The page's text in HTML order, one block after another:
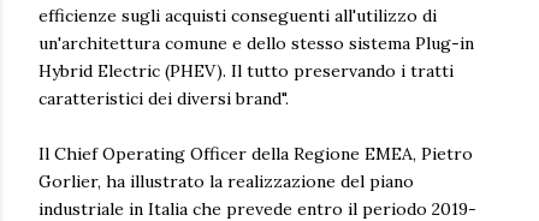
efficienze sugli acquisti conseguenti all'utilizzo di
un'architettura comune e dello stesso sistema Plug-in
Hybrid Electric (PHEV). Il tutto preservando i tratti
caratteristici dei diversi brand".
Il Chief Operating Officer della Regione EMEA, Pietro
Gorlier, ha illustrato la realizzazione del piano
industriale in Italia che prevede entro il periodo 2019-